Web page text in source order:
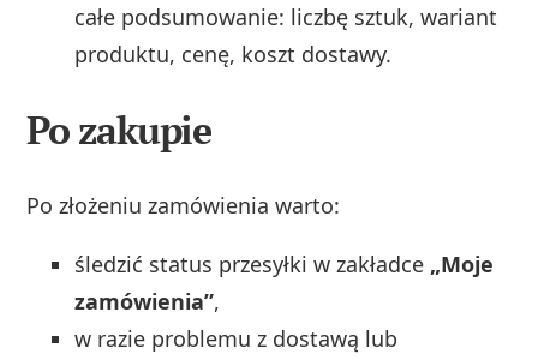
całe podsumowanie: liczbę sztuk, wariant
produktu, cenę, koszt dostawy.
Po zakupie
Po złożeniu zamówienia warto:
śledzić status przesyłki w zakładce „Moje
zamówienia”,
w razie problemu z dostawą lub